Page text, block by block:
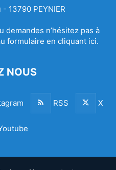
13790 PEYNIER
n’hésitez pas à
formulaire en cliquant ici.
NOUS
RSS X